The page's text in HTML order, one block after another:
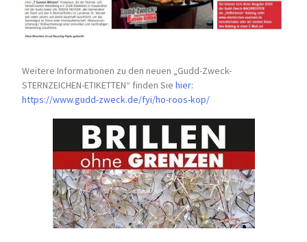
Weitere Informationen zu den neuen „Gudd-Zweck-
STERNZEICHEN-ETIKETTEN“ finden Siehier:
https://www.gudd-zweck.de/fyi/ho-roos-kop/